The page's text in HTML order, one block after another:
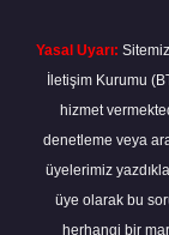
Yasal Uyarı:
İletişim Kurumu
hizmet
denetleme veya
üyelerimiz
üye olarak bu
herhangi bir